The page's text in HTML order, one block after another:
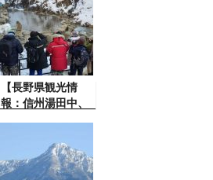
【長野県観光情
報：信州湯田中、
上にある、世界的
に有名なお猿が温